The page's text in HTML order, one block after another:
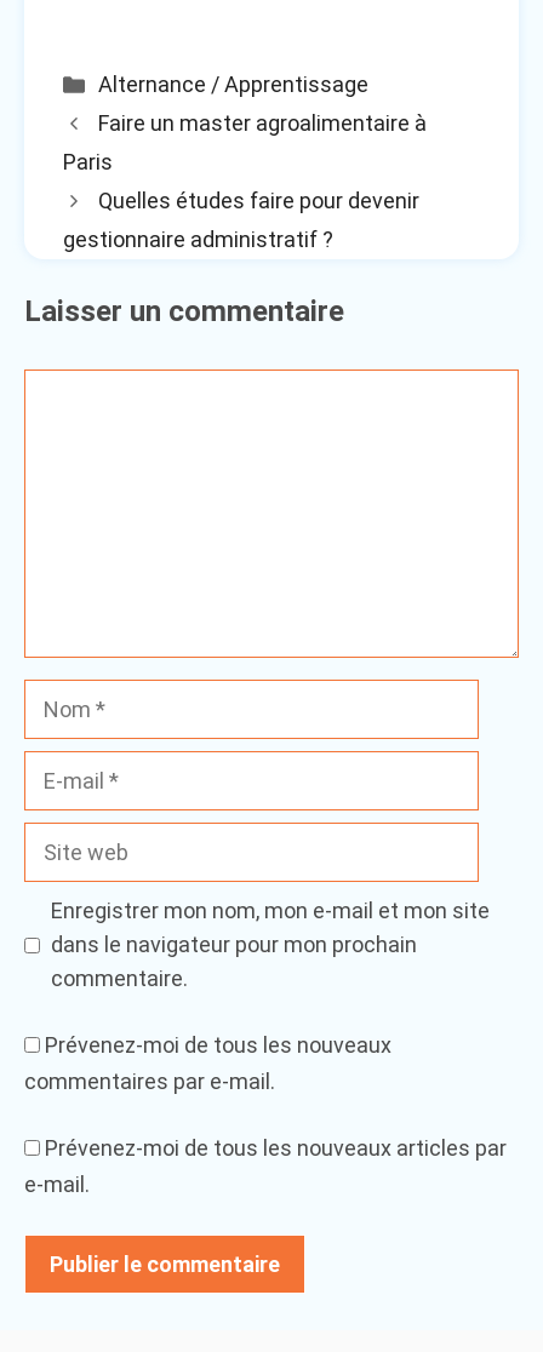
Catégories
Alternance / Apprentissage
Faire un master agroalimentaire à
Paris
Quelles études faire pour devenir
gestionnaire administratif ?
Laisser un commentaire
Nom
Site
Enregistrer mon nom, mon e-mail et mon site
dans le navigateur pour mon prochain
commentaire.
Prévenez-moi de tous les nouveaux
commentaires par e-mail.
Prévenez-moi de tous les nouveaux articles par
e-mail.